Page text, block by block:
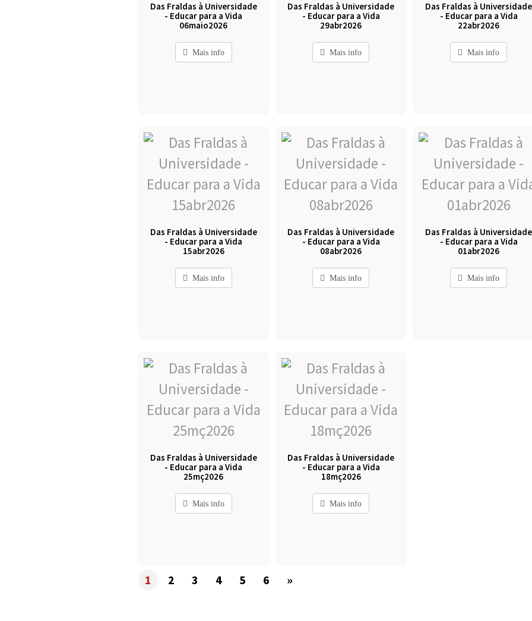
Das Fraldas à Universidade
- Educar para a Vida
06maio2026
Mais info
Das Fraldas à Universidade
- Educar para a Vida
29abr2026
Mais info
Das Fraldas à Universidade
- Educar para a Vida
22abr2026
Mais info
Das Fraldas à Universidade
- Educar para a Vida
15abr2026
Mais info
Das Fraldas à Universidade
- Educar para a Vida
08abr2026
Mais info
Das Fraldas à Universidade
- Educar para a Vida
01abr2026
Mais info
Das Fraldas à Universidade
- Educar para a Vida
25mç2026
Mais info
Das Fraldas à Universidade
- Educar para a Vida
18mç2026
Mais info
1 2 3 4 5 6 »